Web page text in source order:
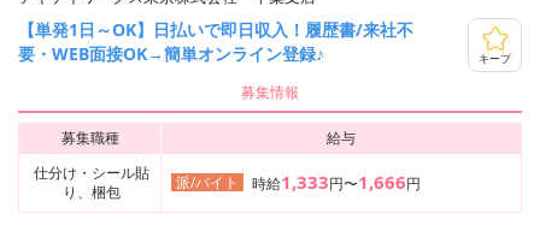
【単発1日～OK】日払いで即日収入！履歴書/来社不
要・WEB面接OK→簡単オンライン登録♪
キープ
募集情報
募集職種
給与
仕分け・シール貼
り、梱包
派/バイト 時給1,333円〜1,666円